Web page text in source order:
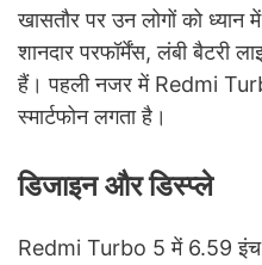
खासतौर पर उन लोगों को ध्यान
शानदार परफॉर्मेंस, लंबी बैटरी
हैं। पहली नजर में Redmi
स्मार्टफोन लगता है।
डिजाइन और डिस्प्ले
Redmi Turbo 5 में 6.59 इंच